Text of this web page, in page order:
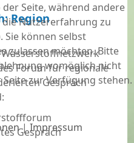
Region
Forum für regionale
Gespräch
Seite, während andere
die Nutzererfahrung zu
Sie können selbst
zulassen möchten. Bitte
womöglich nicht
zur Verfügung stehen.
|Impressum